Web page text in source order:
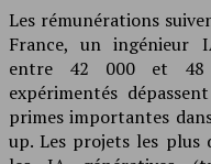
Les rémunérations
France, un ingénieur
entre 42 000 et 48
expérimentés
primes importantes
up. Les projets les plus